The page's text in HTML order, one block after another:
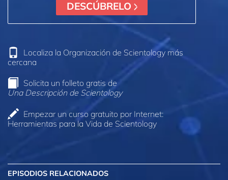
DESCÚBRELO
Localiza la Organización de Scientology más
cercana
Solicita un folleto gratis de
Una Descripción de Scientology
Empezar un curso gratuito por Internet:
Herramientas para la Vida de Scientology
EPISODIOS RELACIONADOS